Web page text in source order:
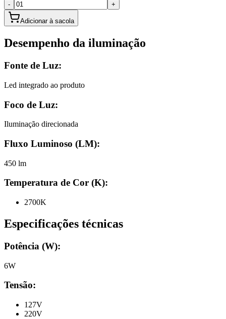
- +
Adicionar à sacola
Desempenho da iluminação
Fonte de Luz:
Led integrado ao produto
Foco de Luz:
Iluminação direcionada
Fluxo Luminoso (LM):
450 lm
Temperatura de Cor (K):
2700K
Especificações técnicas
Potência (W):
6W
Tensão:
127V
220V